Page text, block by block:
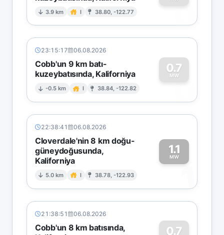
3.9 km I 38.80, -122.77 0
23:15:17 06.08.2026
Cobb'un 9 km batı-
kuzeybatısında, Kaliforniya
-0.5 km I 38.84, -122.82
0.7
MW
0
22:38:41 06.08.2026
Cloverdale'nin 8 km doğu-
güneydoğusunda,
Kaliforniya
5.0 km I 38.78, -122.93
1.1
MW
1
21:38:51 06.08.2026
Cobb'un 8 km batısında,
0.7